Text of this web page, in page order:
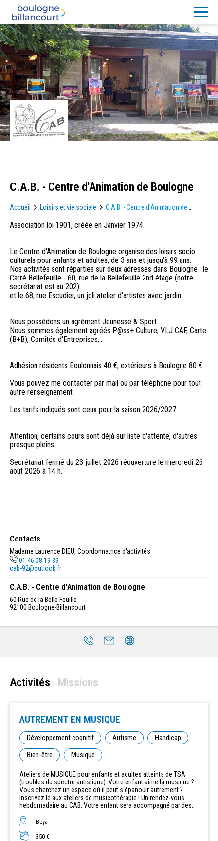
C.A.B. - Centre d'Animation de Boulogne
Accueil Loisirs et vie sociale
C.A.B. - Centre d'Animation de
Association loi 1901, créée en Janvier 1974.
Le Centre d'Animation de Boulogne organise des loisirs socio
culturels pour enfants et adultes, de 3 ans et jusqu'à 99 ans.
Nos activités sont réparties sur deux adresses dans Boulogne : le
Carré Bellefeuille - 60, rue de la Bellefeuille 2nd étage (notre
secrétariat est au 202)
et le 68, rue Escudier, un joli atelier d'artistes avec jardin.
Nous possédons un agrément Jeunesse & Sport.
Nous sommes également agréés P@ss+ Culture, VLJ CAF, Carte
(B+B), Comités d'Entreprises,...
Adhésion résidents Boulonnais 40 €, extérieurs à Boulogne 80 €.
Vous pouvez me contacter par mail ou par téléphone pour tout
autre renseignement.
Les tarifs indiqués sont ceux pour la saison 2026/2027.
Attention, certains cours sont déjà sur liste d'attente, d'autres
presque pleins.
Secrétariat fermé du 23 juillet 2026 réouverture le mercredi 26
août 2026 à 14 h.
Contacts
Madame Laurence DIEU, Coordonnatrice d'activités
01 46 08 19 39
cab-92@outlook.fr
C.A.B. - Centre d'Animation de Boulogne
60 Rue de la Belle Feuille
92100 Boulogne-Billancourt
Activités Missions
AUTREMENT EN MUSIQUE
Développement cognitif Autisme
Handicap
Bien-être
Musique
Ateliers de MUSIQUE pour enfants et adultes atteints de TSA
(troubles du spectre autistique). Votre enfant aime la musique ?
Vous cherchez un espace où il peut s'épanouir autrement ?
Inscrivez le aux ateliers de musicothérapie ! Un rendez-vous
hebdomadaire au CAB. Votre enfant sera accompagné par des
intelligence et exprimer ses talents, dans un cadre adapté et
sécurisé. Des ateliers de groupe conçus pour les enfants de 4 à
Beya
350 €